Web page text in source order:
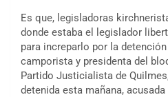
Es que, legisladoras
donde estaba el legislador
para increparlo por la
camporista y presidenta del
Partido Justicialista de
detenida esta mañana,